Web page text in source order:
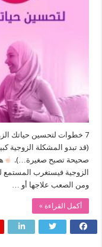
7 خطوات لتحسين حياتك الزوجية في أسبوع
(قد تبدو المشكلة الزوجية
صحيحة تصبح صغيرة…).
الزوجية فيستغرب المستمع
ومن الصعب علاجها أو …
أكمل القراءة »